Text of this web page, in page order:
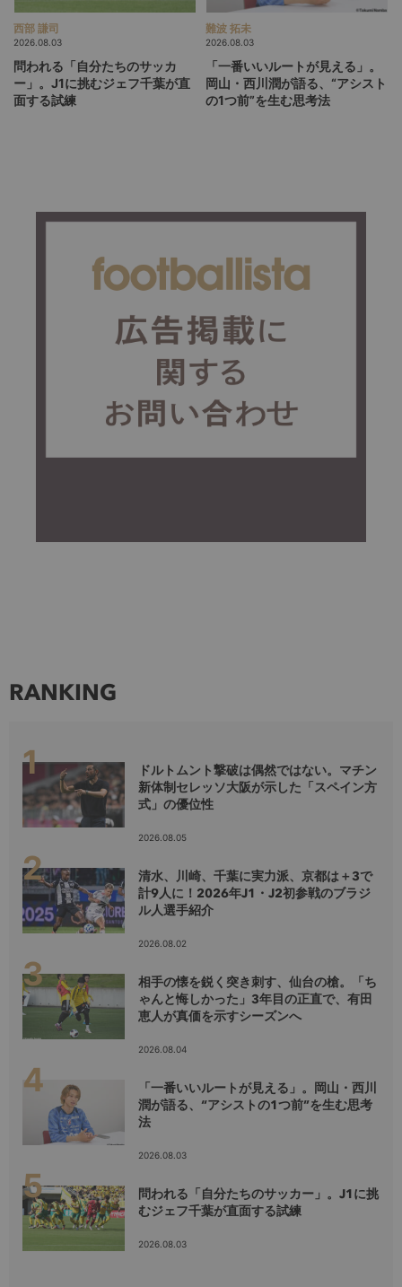
西部 謙司
2026.08.03
問われる「自分たちのサッカ
ー」。J1に挑むジェフ千葉が直
面する試練
難波 拓未
2026.08.03
「一番いいルートが見える」。
岡山・西川潤が語る、“アシスト
の1つ前”を生む思考法
RANKING
ドルトムント撃破は偶然ではない。マチン
新体制セレッソ大阪が示した「スペイン方
式」の優位性
2026.08.05
清水、川崎、千葉に実力派、京都は＋3で
計9人に！2026年J1・J2初参戦のブラジ
ル人選手紹介
2026.08.02
相手の懐を鋭く突き刺す、仙台の槍。「ち
ゃんと悔しかった」3年目の正直で、有田
恵人が真価を示すシーズンへ
2026.08.04
「一番いいルートが見える」。岡山・西川
潤が語る、“アシストの1つ前”を生む思考
法
2026.08.03
問われる「自分たちのサッカー」。J1に挑
むジェフ千葉が直面する試練
2026.08.03